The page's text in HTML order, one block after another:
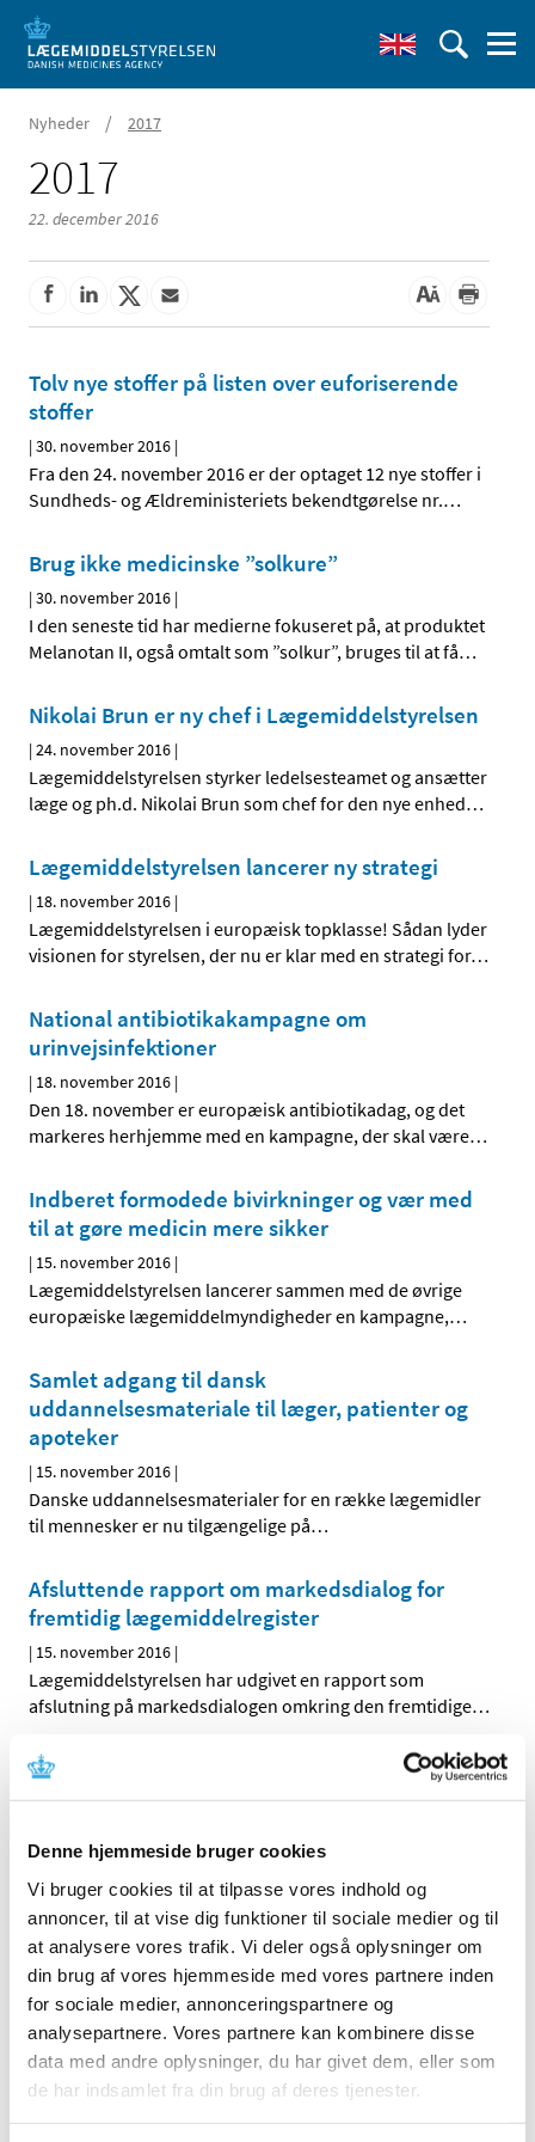
Denne hjemmeside bruger cookies
Vi bruger cookies til at tilpasse vores indhold og
annoncer, til at vise dig funktioner til sociale medier og til
at analysere vores trafik. Vi deler også oplysninger om
din brug af vores hjemmeside med vores partnere inden
for sociale medier, annonceringspartnere og
analysepartnere. Vores partnere kan kombinere disse
data med andre oplysninger, du har givet dem, eller som
de har indsamlet fra din brug af deres tjenester.
Nyheder / 2017
2017
22. december 2016
Tolv nye stoffer på listen over euforiserende
stoffer
|30. november 2016 |
Fra den 24. november 2016 er der optaget 12 nye stoffer i
Sundheds- og Ældreministeriets bekendtgørelse nr.…
Brug ikke medicinske ”solkure”
|30. november 2016 |
I den seneste tid har medierne fokuseret på, at produktet
Melanotan II, også omtalt som ”solkur”, bruges til at få…
Nikolai Brun er ny chef i Lægemiddelstyrelsen
|24. november 2016 |
Lægemiddelstyrelsen styrker ledelsesteamet og ansætter
læge og ph.d. Nikolai Brun som chef for den nye enhed…
Lægemiddelstyrelsen lancerer ny strategi
| 18. november 2016 |
Lægemiddelstyrelsen i europæisk topklasse! Sådan lyder
visionen for styrelsen, der nu er klar med en strategi for…
National antibiotikakampagne om
urinvejsinfektioner
| 18. november 2016 |
Den 18. november er europæisk antibiotikadag, og det
markeres herhjemme med en kampagne, der skal være…
Indberet formodede bivirkninger og vær med
til at gøre medicin mere sikker
| 15. november 2016 |
Lægemiddelstyrelsen lancerer sammen med de øvrige
europæiske lægemiddelmyndigheder en kampagne,…
Samlet adgang til dansk
uddannelsesmateriale til læger, patienter og
apoteker
| 15. november 2016 |
Danske uddannelsesmaterialer for en række lægemidler
til mennesker er nu tilgængelige på…
Afsluttende rapport om markedsdialog for
fremtidig lægemiddelregister
| 15. november 2016 |
Lægemiddelstyrelsen har udgivet en rapport som
afslutning på markedsdialogen omkring den fremtidige…
Forfalskede certifikater om god
fremstillingspraksis i omløb
Lægemiddelstyrelsen indskærper over for de danske
lægemiddelvirksomheder, at de altid skal kontrollere
Endelig indstilling til tilskudsstatus for
medicin mod Parkinsons sygdom
|4. november 2016|
Medicintilskudsnævnet har revurderet tilskudsstatus for
medicin mod Parkinson sygdom (ATC-gruppe N04) og …
Symbicort inhalationsspray® får generelt